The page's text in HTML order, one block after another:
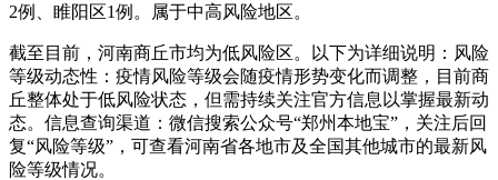
2例、睢阳区1例。属于中高风险地区。
截至目前，河南商丘市均为低风险区。以下为详细说明：风险
等级动态性：疫情风险等级会随疫情形势变化而调整，目前商
丘整体处于低风险状态，但需持续关注官方信息以掌握最新动
态。信息查询渠道：微信搜索公众号“郑州本地宝”，关注后回
复“风险等级”，可查看河南省各地市及全国其他城市的最新风
险等级情况。